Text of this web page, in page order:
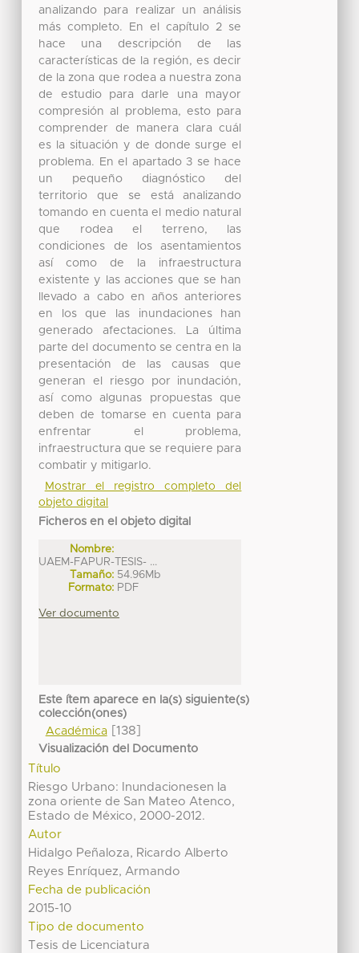
analizando para realizar un análisis
más completo. En el capítulo 2 se
hace una descripción de las
características de la región, es decir
de la zona que rodea a nuestra zona
de estudio para darle una mayor
compresión al problema, esto para
comprender de manera clara cuál
es la situación y de donde surge el
problema. En el apartado 3 se hace
un pequeño diagnóstico del
territorio que se está analizando
tomando en cuenta el medio natural
que rodea el terreno, las
condiciones de los asentamientos
así como de la infraestructura
existente y las acciones que se han
llevado a cabo en años anteriores
en los que las inundaciones han
generado afectaciones. La última
parte del documento se centra en la
presentación de las causas que
generan el riesgo por inundación,
así como algunas propuestas que
deben de tomarse en cuenta para
enfrentar el problema,
infraestructura que se requiere para
combatir y mitigarlo.
Mostrar el registro completo del
objeto digital
Ficheros en el objeto digital
Nombre:
UAEM-FAPUR-TESIS- ...
Tamaño: 54.96Mb
Formato: PDF
Ver documento
Este ítem aparece en la(s) siguiente(s)
colección(ones)
Académica[138]
Visualización del Documento
Título
Riesgo Urbano: Inundacionesen la
zona oriente de San Mateo Atenco,
Estado de México, 2000-2012.
Autor
Hidalgo Peñaloza, Ricardo Alberto
Reyes Enríquez, Armando
Fecha de publicación
2015-10
Tipo de documento
Tesis de Licenciatura